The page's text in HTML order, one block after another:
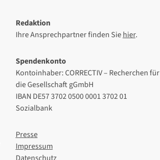
Redaktion
Ihre Ansprechpartner finden Siehier.
Spendenkonto
Kontoinhaber: CORRECTIV – Recherchen für
die Gesellschaft gGmbH
IBAN DE57 3702 0500 0001 3702 01
Sozialbank
Presse
Impressum